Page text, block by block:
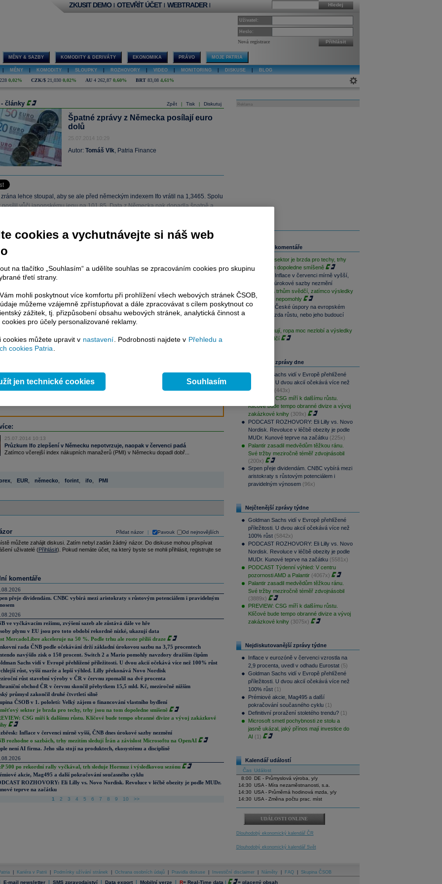
Hledej
ZKUSIT DEMO | OTEVŘÍT ÚČET | WEBTRADER |
Uživatel:
Heslo:
Nová registrace Přihlásit
MĚNY & SAZBY KOMODITY & DERIVÁTY EKONOMIKA PRÁVO MOJE PATRIA
MĚNY KOMODITY SLOUPKY ROZHOVORY VIDEO MONITORING DISKUSE BLOG
0,02% CZK/$ 21,030 0,02% AU 4 262,87 0,60% BRT 83,08 4,61%
Zpět Tisk Diskutuj
- články
Špatné zprávy z Německa posílají euro
dolů
25.07.2014 10:29
Autor: Tomáš Vlk, Patria Finance
lehce stoupal, aby se ale před německým indexem Ifo vrátil na 1,3465. Spolu
posílil vůči japonskému jenu na 101,85. Data z Německa pak dopadla špatně a
článku je dostupné jen klientům placených služeb
služeb, potom je nutné sePřihlásit.
placeného informačního servisu získáte
ke
kompletnímu zpravodajství
bez jakýchkoliv omezení. Veškeré
komentáře a horké zprávy jsou
a v plné verzi.
časových řad ke stažení,
avaluace, ekonomickéfundamenty více
25.07.2014 10:13
Průzkum Ifo zlepšení v Německu nepotvrzuje, naopak v červenci padá
Zatímco včerejší index nákupních manažerů (PMI) v Německu dopadl dobř...
, EUR, německo, forint, ifo, PMI
Přidat názor Pavouk Od nejnovějších
můžete zahájit diskusi. Zatím nebyl zadán žádný názor. Do diskuse mohou přispívat
uživatelé (Přihlásit). Pokud nemáte účet, na který byste se mohli přihlásit, registrujte se
komentáře
přeje dividendám. CNBC vybírá mezi aristokraty s růstovým potenciálem i pravidelným
ve vyčkávacím režimu, zvýšení sazeb ale zůstává dále ve hře
plynu v EU jsou pro toto období rekordně nízké, ukazují data
MercadoLibre akceleruje na 50 %. Podle trhu ale roste příliš draze
rada ČNB podle očekávání drží základní úrokovou sazbu na 3,75 procentech
navýšilo zisk o 150 procent. Switch 2 a Mario pomohly navzdory dražším čipům
Sachs vidí v Evropě přehlížené příležitosti. U dvou akcií očekává více než 100% růst
růst, vyšší marže a lepší výhled. Lilly překonává Novo Nordisk
růst stavební výroby v ČR v červnu zpomalil na dvě procenta
obchod ČR v červnu skončil přebytkem 15,5 mld. Kč, meziročně nižším
průmysl zakončil druhé čtvrtletí silně
ČSOB v 1. pololetí: Velký zájem o financování vlastního bydlení
sektor je brzda pro techy, trhy jsou na tom dopoledne smíšeně
CSG míří k dalšímu růstu. Klíčové bude tempo obranné divize a vývoj zakázkové
Inflace v červenci mírně vyšší, ČNB dnes úrokové sazby nezmění
rozhodne o sazbách, trhy mezitím sledují Írán a závislost Microsoftu na OpenAI
není AI firma. Jeho síla stojí na produktech, ekosystému a disciplíně
500 po rekordní rally vyčkával, trh sleduje Hormuz i výsledkovou sezónu
akcie, Mag495 a další pokračování současného cyklu
ROZHOVORY: Eli Lilly vs. Novo Nordisk. Revoluce v léčbě obezity je podle MUDr.
teprve na začátku
1 2 3 4 5 6 7 8 9 10 >>
Reklama
Související komentáře
Paměťový sektor je brzda pro techy, trhy
jsou na tom dopoledne smíšeně
Rozbřesk: Inflace v červenci mírně vyšší,
ČNB dnes úrokové sazby nezmění
Geopolitika trhům svědčí, zatímco výsledky
sentimentu nepomohly
Rozbřesk: České úspory na evropském
vrcholu. Brzda růstu, nebo jeho budoucí
Techy fungují, ropa moc nezlobí a výsledky
trhům svědčí
Nejčtenější zprávy dne
Goldman Sachs vidí v Evropě přehlížené
příležitosti. U dvou akcií očekává více než
100% růst
(443x)
PREVIEW: CSG míří k dalšímu růstu.
Klíčové bude tempo obranné divize a vývoj
zakázkové knihy (309x)
PODCAST ROZHOVORY: Eli Lilly vs. Novo
Nordisk. Revoluce v léčbě obezity je podle
MUDr. Kunové teprve na začátku (225x)
Palantir zasadil medvědům těžkou ránu.
Své tržby meziročně téměř zdvojnásobil
(200x)
Srpen přeje dividendám. CNBC vybírá mezi
aristokraty s růstovým potenciálem i
pravidelným výnosem (96x)
Nejčtenější zprávy týdne
Goldman Sachs vidí v Evropě přehlížené
příležitosti. U dvou akcií očekává více než
100% růst (5842x)
PODCAST ROZHOVORY: Eli Lilly vs. Novo
Nordisk. Revoluce v léčbě obezity je podle
MUDr. Kunové teprve na začátku (5581x)
PODCAST Týdenní výhled: V centru
pozornosti AMD a Palantir (4067x)
Palantir zasadil medvědům těžkou ránu.
Své tržby meziročně téměř zdvojnásobil
(3889x)
PREVIEW: CSG míří k dalšímu růstu.
Klíčové bude tempo obranné divize a vývoj
zakázkové knihy (3075x)
Nejdiskutovanější zprávy týdne
Inflace v eurozóně v červenci vzrostla na
2,9 procenta, uvedl v odhadu Eurostat (5)
Goldman Sachs vidí v Evropě přehlížené
příležitosti. U dvou akcií očekává více než
100% růst (1)
Prémiové akcie, Mag495 a další
pokračování současného cyklu (1)
Definitivní proražení stoletého trendu? (1)
Microsoft smetl pochybnosti ze stolu a
jasně ukázal, jaký přínos mají investice do
AI (1)
Kalendář událostí
Čas Událost
8:00
DE - Průmyslová výroba, y/y
14:30 USA - Míra nezaměstnanosti, s.a.
14:30 USA - Průměrná hodinová mzda, y/y
14:30 USA - Změna počtu prac. míst
UDÁLOSTI ONLINE
Dlouhodobý ekonomický kalendář ČR
Dlouhodobý ekonomický kalendář Svět
Kariéra v Patrii Podmínky užívání stránek Ochrana osobních údajů Pravidla diskuse Investiční disclaimer Náměty FAQ Skupina ČSOB
E-mail newsletter | SMS zpravodajství | Data export | Mobilní verze | R= Real-Time data | = placený obsah
cookies a vychutnávejte si náš web
na tlačítko „Souhlasím“ a udělíte souhlas se zpracováním cookies pro skupinu
třetí strany.
mohli poskytnout více komfortu při prohlížení všech webových stránek ČSOB,
můžeme vzájemně zpřístupňovat a dále zpracovávat s cílem poskytnout co
zážitek, tj. přizpůsobení obsahu webových stránek, analytická činnost a
pro účely personalizované reklamy.
cookies můžete upravit v nastavení . Podrobnosti najdete v Přehledu a
cookies Patria
jen technické cookies Souhlasím